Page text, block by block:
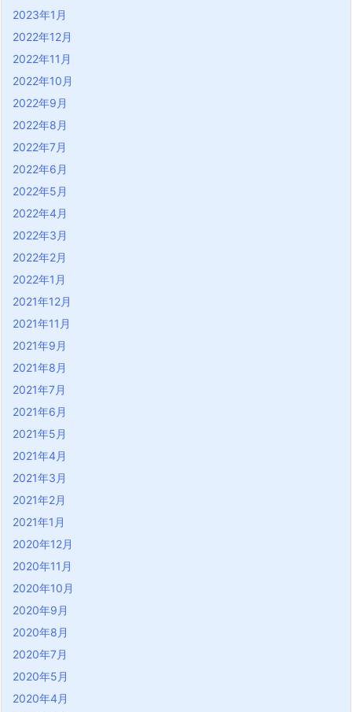
2023年1月
2022年12月
2022年11月
2022年10月
2022年9月
2022年8月
2022年7月
2022年6月
2022年5月
2022年4月
2022年3月
2022年2月
2022年1月
2021年12月
2021年11月
2021年9月
2021年8月
2021年7月
2021年6月
2021年5月
2021年4月
2021年3月
2021年2月
2021年1月
2020年12月
2020年11月
2020年10月
2020年9月
2020年8月
2020年7月
2020年5月
2020年4月